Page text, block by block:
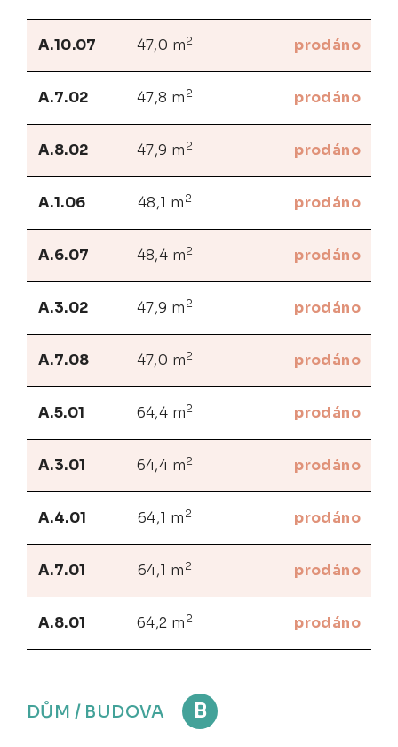
A.10.07 47,0 m2 prodáno
A.7.02 47,8 m 2 prodáno
A.8.02 47,9 m 2 prodáno
A.1.06 48,1 m 2 prodáno
A.6.07 48,4 m2 prodáno
A.3.02 47,9 m 2 prodáno
A.7.08 47,0 m2 prodáno
A.5.01 64,4 m2 prodáno
A.3.01 64,4 m2 prodáno
A.4.01 64,1 m 2 prodáno
A.7.01 64,1 m 2 prodáno
A.8.01 64,2 m 2 prodáno
DŮM / BUDOVA B